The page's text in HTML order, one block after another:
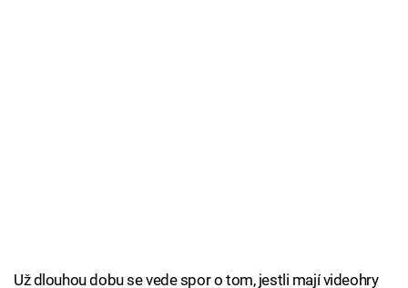
Už dlouhou dobu se vede spor o tom, jestli mají videohry